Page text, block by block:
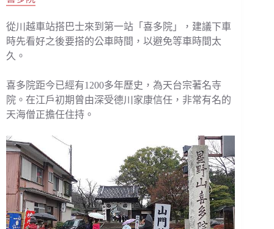
從川越車站搭巴士來到第一站「喜多院」，建議下車
時先看好之後要搭的公車時間，以避免等車時間太
久。
喜多院距今已經有1200多年歷史，為天台宗著名寺
院。在江戶初期曾由深受德川家康信任，非常有名的
天海僧正擔任住持。